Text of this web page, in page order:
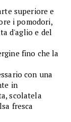
superiore e
i pomodori,
d'aglio e del
fino che la
con una
in
scolatela
fresca